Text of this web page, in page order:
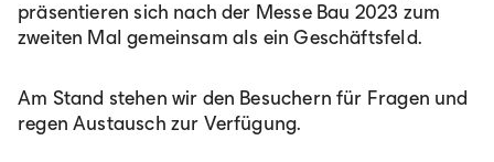
präsentieren sich nach der Messe Bau 2023 zum
zweiten Mal gemeinsam als ein Geschäftsfeld.
Am Stand stehen wir den Besuchern für Fragen und
regen Austausch zur Verfügung.